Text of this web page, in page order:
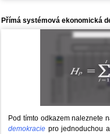
Přímá systémová ekonomická
Pod tímto odkazem naleznete
demokracie pro jednoduchou